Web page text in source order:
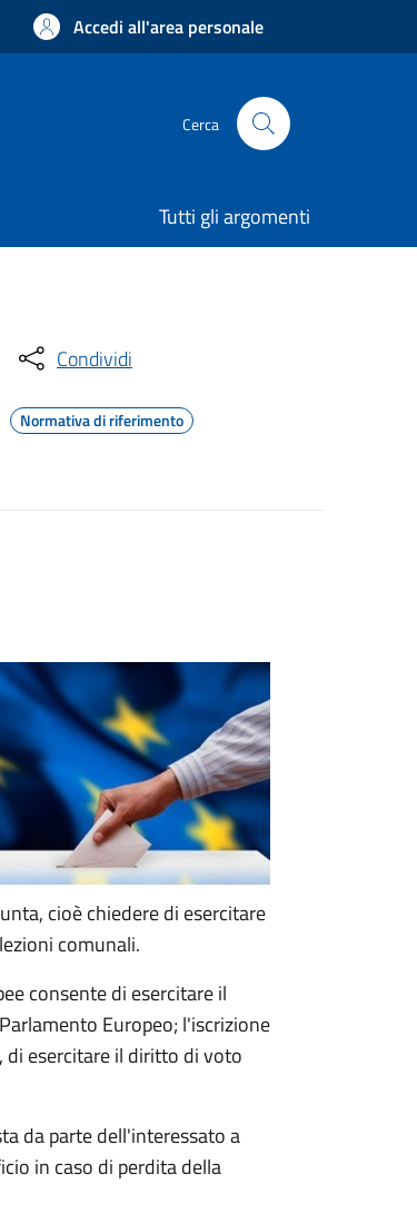
Accedi all'area personale
Cerca
Tutti gli argomenti
Condividi
Normativa di riferimento
cioè chiedere di esercitare
comunali.
consente di esercitare il
Europeo; l'iscrizione
di esercitare il diritto di voto
da parte dell'interessato a
in caso di perdita della